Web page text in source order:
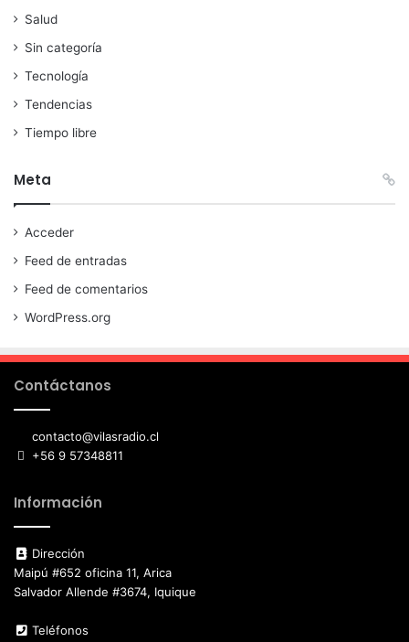
Salud
Sin categoría
Tecnología
Tendencias
Tiempo libre
Meta
Acceder
Feed de entradas
Feed de comentarios
WordPress.org
Contáctanos
contacto@vilasradio.cl
+56 9 57348811
Información
Dirección
Maipú #652 oficina 11, Arica
Salvador Allende #3674, Iquique
Teléfonos